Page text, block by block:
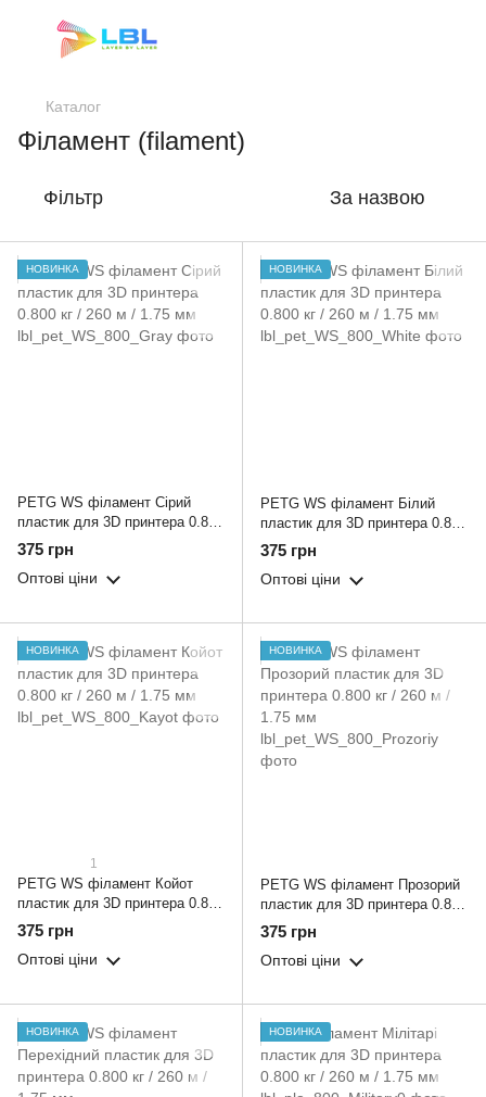
Каталог
Філамент (filament)
Фільтр За назвою
НОВИНКА
PETG WS філамент Сірий
пластик для 3D принтера 0.800
кг / 260 м / 1.75 мм
375 грн
Оптові ціни
НОВИНКА
PETG WS філамент Білий
пластик для 3D принтера 0.800
кг / 260 м / 1.75 мм
375 грн
Оптові ціни
НОВИНКА
1
PETG WS філамент Койот
пластик для 3D принтера 0.800
кг / 260 м / 1.75 мм
375 грн
Оптові ціни
НОВИНКА
PETG WS філамент Прозорий
пластик для 3D принтера 0.800
кг / 260 м / 1.75 мм
375 грн
Оптові ціни
НОВИНКА НОВИНКА